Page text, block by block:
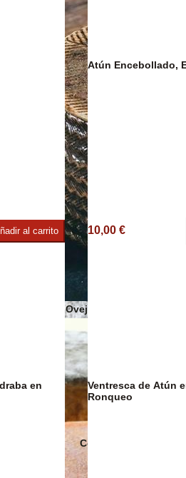
Quesos de Oveja
Conservas Ecológicas
al carrito
Atún Encebollado,
10,00 €
en
Ventresca de Atún
Ronqueo